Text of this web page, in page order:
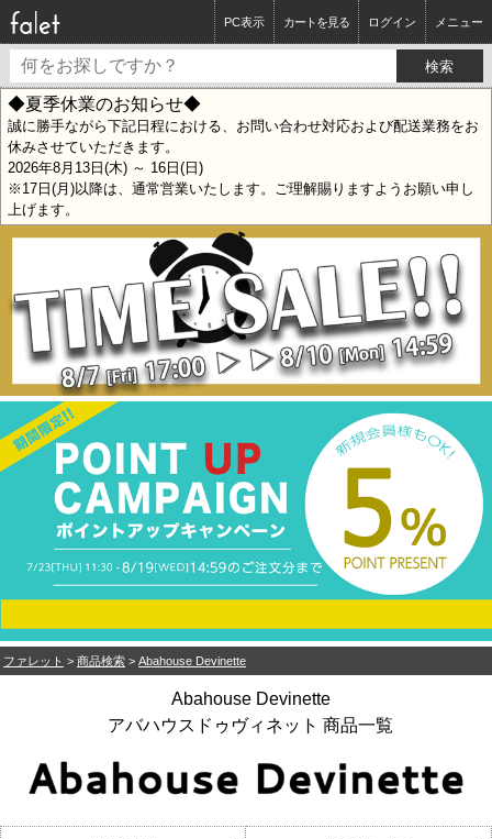
ログイン メニュー
カートを見る
PC表示
◆夏季休業のお知らせ◆
誠に勝手ながら下記日程における、お問い合わせ対応および配送業務をお
休みさせていただきます。
2026年8月13日(木) ～ 16日(日)
※17日(月)以降は、通常営業いたします。ご理解賜りますようお願い申し
上げます。
ファレット > 商品検索 > Abahouse Devinette
Abahouse Devinette
アバハウスドゥヴィネット 商品一覧